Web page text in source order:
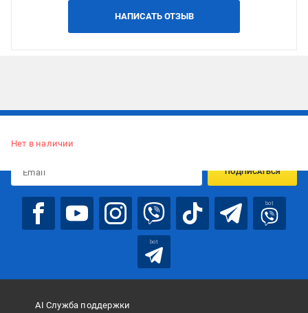
НАПИСАТЬ ОТЗЫВ
Нет в наличии
ПОДПИСАТЬСЯ
bot
bot
AI Служба поддержки